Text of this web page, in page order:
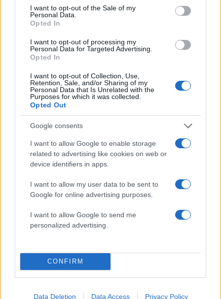
consent section.
I want to opt-out of the Sale of my
Personal Data.
Opted In
I want to opt-out of processing my
Personal Data for Targeted Advertising.
Opted In
I want to opt-out of Collection, Use,
Retention, Sale, and/or Sharing of my
Personal Data that Is Unrelated with the
Purposes for which it was collected.
Opted Out
Google consents
I want to allow Google to enable storage
related to advertising like cookies on web or
device identifiers in apps.
I want to allow my user data to be sent to
Google for online advertising purposes.
I want to allow Google to send me
personalized advertising.
CONFIRM
Data Deletion Data Access Privacy Policy
Προφυλακίστηκε ο φίλος της [pics]
11:5001.11.18
Η στιγμή που η παίκτρια reality μαθαίνει τη
του fashion show! Κατέρρευσε στο σπίτι της
πεθεράς της
ΔΙΑΦΗΜΙΣΗ